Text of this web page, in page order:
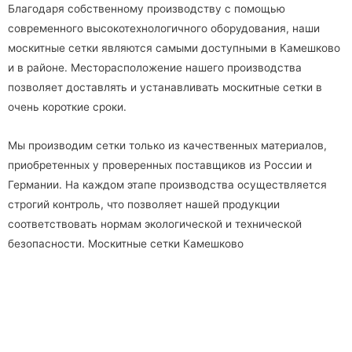
Благодаря собственному производству с помощью
современного высокотехнологичного оборудования, наши
москитные сетки являются самыми доступными в Камешково
и в районе. Месторасположение нашего производства
позволяет доставлять и устанавливать москитные сетки в
очень короткие сроки.
Мы производим сетки только из качественных материалов,
приобретенных у проверенных поставщиков из России и
Германии. На каждом этапе производства осуществляется
строгий контроль, что позволяет нашей продукции
соответствовать нормам экологической и технической
безопасности. Москитные сетки Камешково